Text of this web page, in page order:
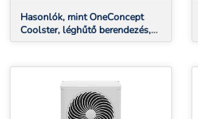
Hasonlók, mint OneConcept
Coolster, léghűtő berendezés,
ventilátor, ionizátor, 60 W, 320